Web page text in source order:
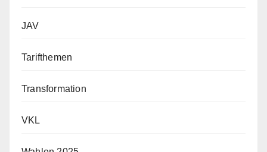
JAV
Tarifthemen
Transformation
VKL